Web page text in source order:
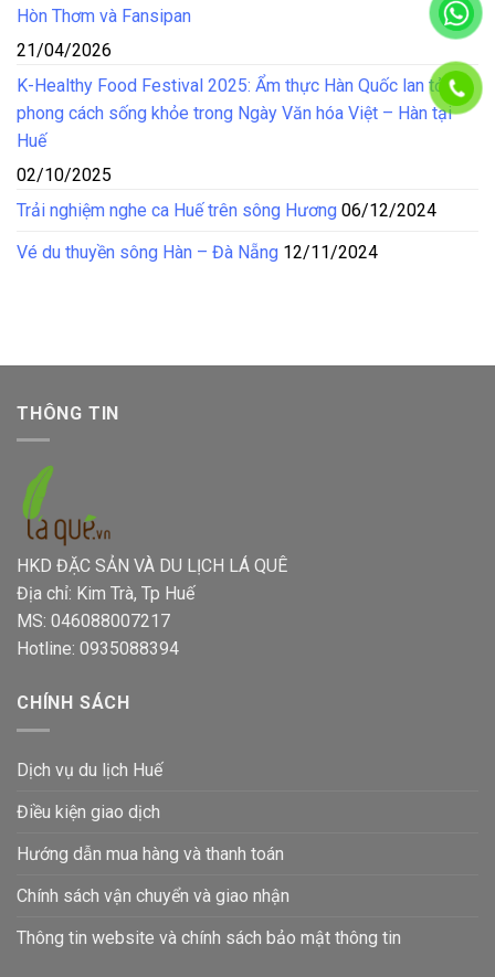
Hòn Thơm và Fansipan
21/04/2026
K-Healthy Food Festival 2025: Ẩm thực Hàn Quốc lan tỏa
phong cách sống khỏe trong Ngày Văn hóa Việt – Hàn tại
Huế
02/10/2025
Trải nghiệm nghe ca Huế trên sông Hương 06/12/2024
Vé du thuyền sông Hàn – Đà Nẵng 12/11/2024
THÔNG TIN
HKD ĐẶC SẢN VÀ DU LỊCH LÁ QUÊ
Địa chỉ: Kim Trà, Tp Huế
MS: 046088007217
Hotline: 0935088394
CHÍNH SÁCH
Dịch vụ du lịch Huế
Điều kiện giao dịch
Hướng dẫn mua hàng và thanh toán
Chính sách vận chuyển và giao nhận
Thông tin website và chính sách bảo mật thông tin